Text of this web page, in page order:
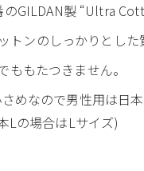
GILDAN製 “Ultra
トンのしっかりとし
もたつきません。
めなので男性用は日
Lの場合はLサイズ)